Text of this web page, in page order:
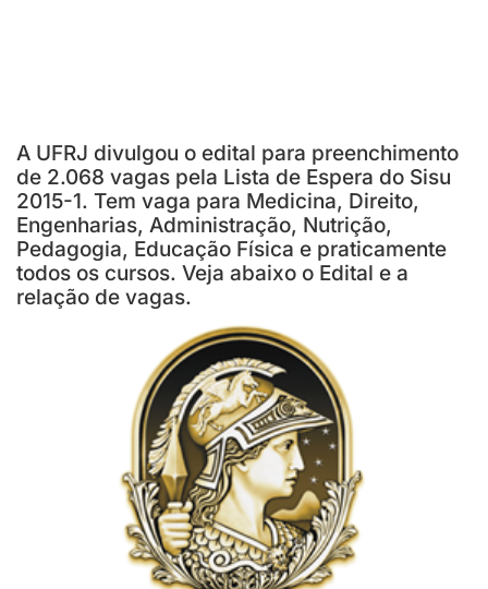
A UFRJ divulgou o edital para preenchimento
de 2.068 vagas pela Lista de Espera do Sisu
2015-1. Tem vaga para Medicina, Direito,
Engenharias, Administração, Nutrição,
Pedagogia, Educação Física e praticamente
todos os cursos. Veja abaixo o Edital e a
relação de vagas.